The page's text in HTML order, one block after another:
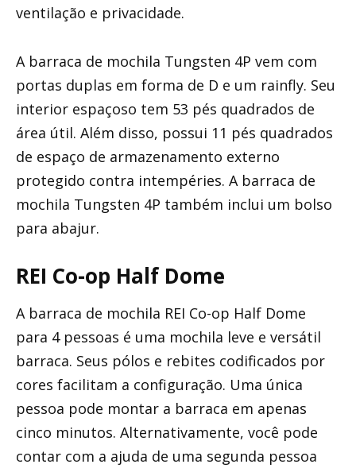
ventilação e privacidade.
A barraca de mochila Tungsten 4P vem com
portas duplas em forma de D e um rainfly. Seu
interior espaçoso tem 53 pés quadrados de
área útil. Além disso, possui 11 pés quadrados
de espaço de armazenamento externo
protegido contra intempéries. A barraca de
mochila Tungsten 4P também inclui um bolso
para abajur.
REI Co-op Half Dome
A barraca de mochila REI Co-op Half Dome
para 4 pessoas é uma mochila leve e versátil
barraca. Seus pólos e rebites codificados por
cores facilitam a configuração. Uma única
pessoa pode montar a barraca em apenas
cinco minutos. Alternativamente, você pode
contar com a ajuda de uma segunda pessoa